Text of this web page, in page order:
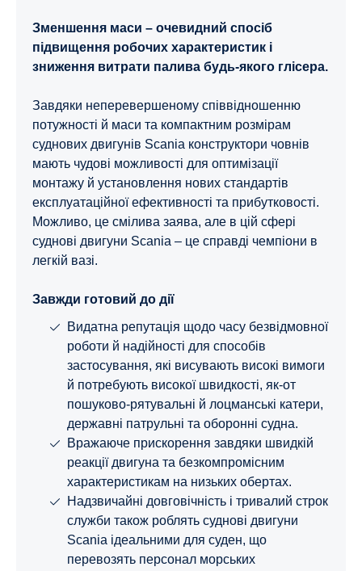
Зменшення маси – очевидний спосіб
підвищення робочих характеристик і
зниження витрати палива будь-якого глісера.
Завдяки неперевершеному співвідношенню
потужності й маси та компактним розмірам
суднових двигунів Scania конструктори човнів
мають чудові можливості для оптимізації
монтажу й установлення нових стандартів
експлуатаційної ефективності та прибутковості.
Можливо, це смілива заява, але в цій сфері
суднові двигуни Scania – це справді чемпіони в
легкій вазі.
Завжди готовий до дії
Видатна репутація щодо часу безвідмовної
роботи й надійності для способів
застосування, які висувають високі вимоги
й потребують високої швидкості, як-от
пошуково-рятувальні й лоцманські катери,
державні патрульні та оборонні судна.
Вражаюче прискорення завдяки швидкій
реакції двигуна та безкомпромісним
характеристикам на низьких обертах.
Надзвичайні довговічність і тривалий строк
служби також роблять суднові двигуни
Scania ідеальними для суден, що
перевозять персонал морських